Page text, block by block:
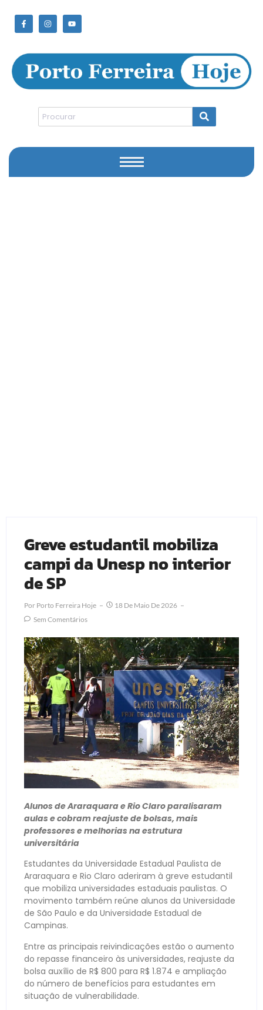
Greve estudantil mobiliza
campi da Unesp no interior
de SP
Por Porto Ferreira Hoje
18 De Maio De 2026
Sem Comentários
Alunos de Araraquara e Rio Claro paralisaram
aulas e cobram reajuste de bolsas, mais
professores e melhorias na estrutura
universitária
Estudantes da Universidade Estadual Paulista de
Araraquara e Rio Claro aderiram à greve estudantil
que mobiliza universidades estaduais paulistas. O
movimento também reúne alunos da Universidade
de São Paulo e da Universidade Estadual de
Campinas.
Entre as principais reivindicações estão o aumento
do repasse financeiro às universidades, reajuste da
bolsa auxílio de R$ 800 para R$ 1.874 e ampliação
do número de benefícios para estudantes em
situação de vulnerabilidade.